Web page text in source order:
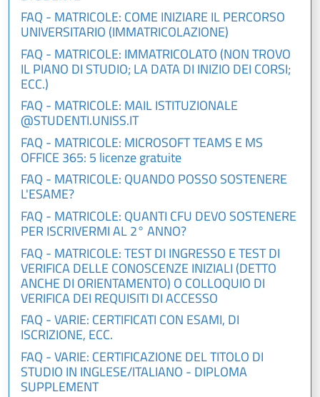
FAQ - MATRICOLE: COME INIZIARE IL PERCORSO
UNIVERSITARIO (IMMATRICOLAZIONE)
FAQ - MATRICOLE: IMMATRICOLATO (NON TROVO
IL PIANO DI STUDIO; LA DATA DI INIZIO DEI CORSI;
ECC.)
FAQ - MATRICOLE: MAIL ISTITUZIONALE
@STUDENTI.UNISS.IT
FAQ - MATRICOLE: MICROSOFT TEAMS E MS
OFFICE 365: 5 licenze gratuite
FAQ - MATRICOLE: QUANDO POSSO SOSTENERE
L'ESAME?
FAQ - MATRICOLE: QUANTI CFU DEVO SOSTENERE
PER ISCRIVERMI AL 2° ANNO?
FAQ - MATRICOLE: TEST DI INGRESSO E TEST DI
VERIFICA DELLE CONOSCENZE INIZIALI (DETTO
ANCHE DI ORIENTAMENTO) O COLLOQUIO DI
VERIFICA DEI REQUISITI DI ACCESSO
FAQ - VARIE: CERTIFICATI CON ESAMI, DI
ISCRIZIONE, ECC.
FAQ - VARIE: CERTIFICAZIONE DEL TITOLO DI
STUDIO IN INGLESE/ITALIANO - DIPLOMA
SUPPLEMENT